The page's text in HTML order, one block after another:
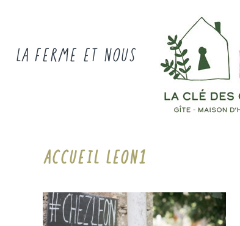
LA FERME ET NOUS
ACCUEIL LEON1